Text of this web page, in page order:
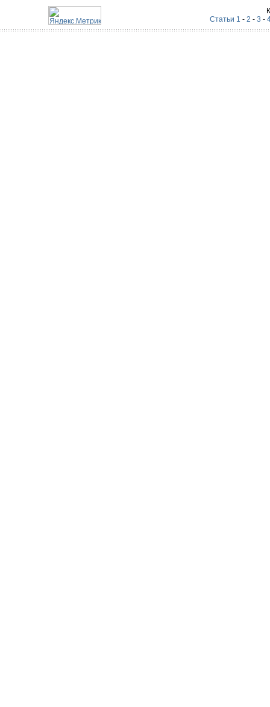
Статьи 1 - 2 - 3 -